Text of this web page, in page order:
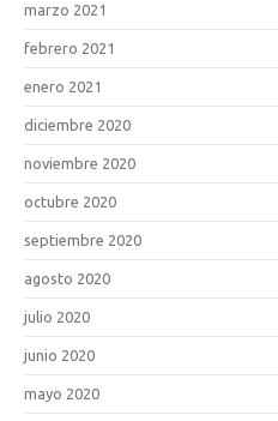
marzo 2021
febrero 2021
enero 2021
diciembre 2020
noviembre 2020
octubre 2020
septiembre 2020
agosto 2020
julio 2020
junio 2020
mayo 2020